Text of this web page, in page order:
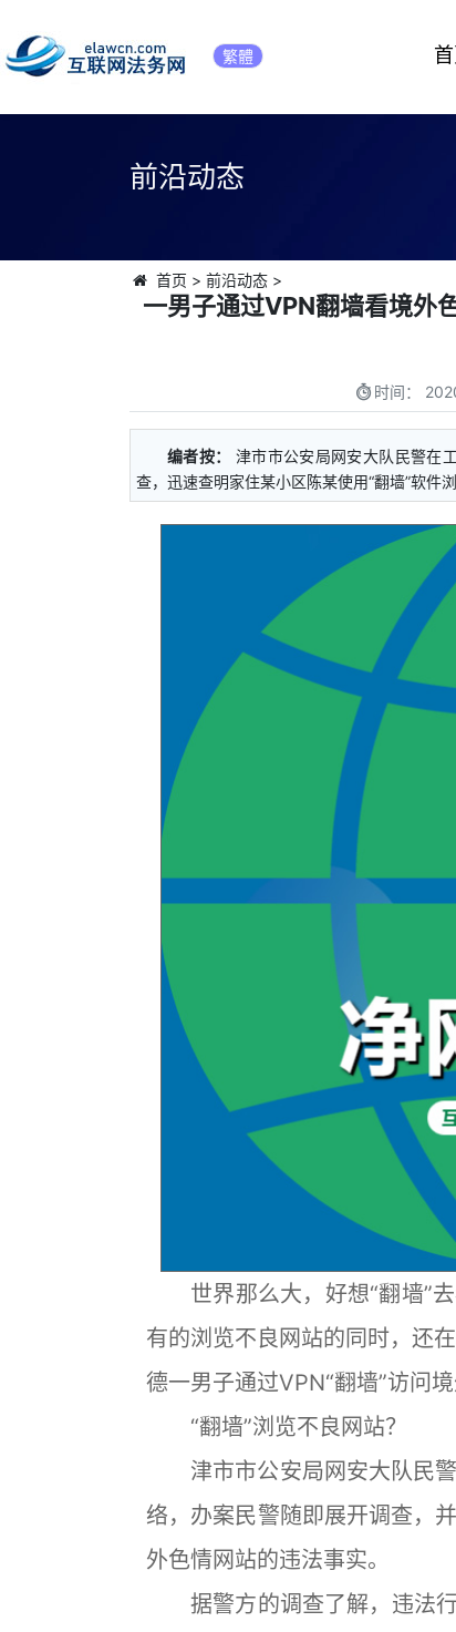
繁體
前沿动态
首页 > 前沿动态>
一男子通过VPN翻墙看境外
时间：
编者按：
津市市公安局网安大队民警在
查，迅速查明家住某小区陈某使用“翻墙”软件
世界那么大，好想“翻墙”去
有的浏览不良网站的同时，还
德一男子通过VPN“翻墙”访问
“翻墙”浏览不良网站？
津市市公安局网安大队民警
络，办案民警随即展开调查，
外色情网站的违法事实。
据警方的调查了解，违法行